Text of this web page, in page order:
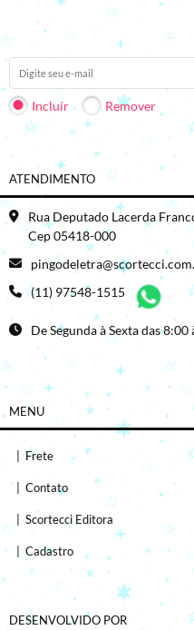
Receba nossas novidades em
Incluir Remover
ATENDIMENTO
Rua Deputado Lacerda
Cep 05418-000
(11) 97548-1515
De Segunda à Sexta das 8:00
MENU
| Frete
| Contato
| Scortecci Editora
| Cadastro
DESENVOLVIDO POR